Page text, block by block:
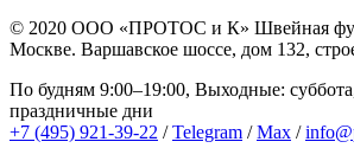
© 2020 ООО «ПРОТОС и К» Швейная
Москве. Варшавское шоссе, дом 132,
По будням 9:00–19:00, Выходные:
праздничные дни
+7 (495) 921-39-22 /Telegram /Max /